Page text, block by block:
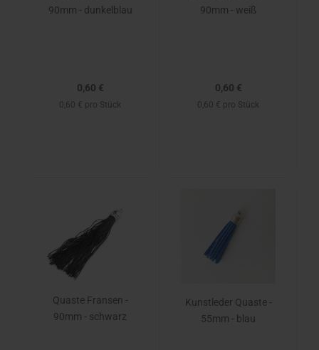
90mm - dunkelblau
0,60 €
0,60 € pro Stück
90mm - weiß
0,60 €
0,60 € pro Stück
Quaste Fransen -
90mm - schwarz
Kunstleder Quaste -
55mm - blau